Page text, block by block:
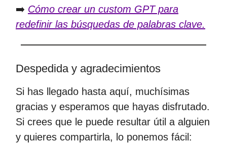
➡️ Cómo crear un custom GPT para
redefinir las búsquedas de palabras clave.
Despedida y agradecimientos
Si has llegado hasta aquí, muchísimas
gracias y esperamos que hayas disfrutado.
Si crees que le puede resultar útil a alguien
y quieres compartirla, lo ponemos fácil: